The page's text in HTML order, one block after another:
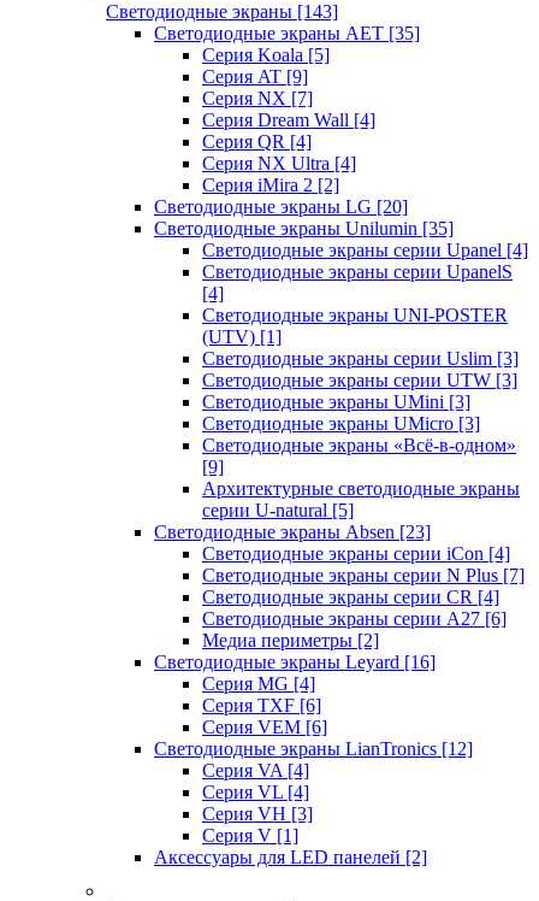
Светодиодные экраны [143]
Светодиодные экраны AET [35]
Cерия Koala [5]
Серия AT [9]
Серия NX [7]
Серия Dream Wall [4]
Серия QR [4]
Серия NX Ultra [4]
Серия iMira 2 [2]
Светодиодные экраны LG [20]
Светодиодные экраны Unilumin [35]
Светодиодные экраны серии Upanel [4]
Светодиодные экраны серии UpanelS
[4]
Светодиодные экраны UNI-POSTER
(UTV) [1]
Светодиодные экраны серии Uslim [3]
Светодиодные экраны серии UTW [3]
Светодиодные экраны UMini [3]
Светодиодные экраны UMicro [3]
Светодиодные экраны «Всё-в-одном»
[9]
Архитектурные светодиодные экраны
серии U-natural [5]
Светодиодные экраны Absen [23]
Светодиодные экраны серии iCon [4]
Светодиодные экраны серии N Plus [7]
Светодиодные экраны серии CR [4]
Светодиодные экраны серии А27 [6]
Медиа периметры [2]
Светодиодные экраны Leyard [16]
Серия MG [4]
Серия TXF [6]
Серия VEM [6]
Светодиодные экраны LianTronics [12]
Серия VA [4]
Серия VL [4]
Серия VH [3]
Серия V [1]
Аксессуары для LED панелей [2]